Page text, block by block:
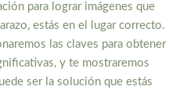
para lograr imágenes que
estás en el lugar correcto.
las claves para obtener
y te mostraremos
ser la solución que estás